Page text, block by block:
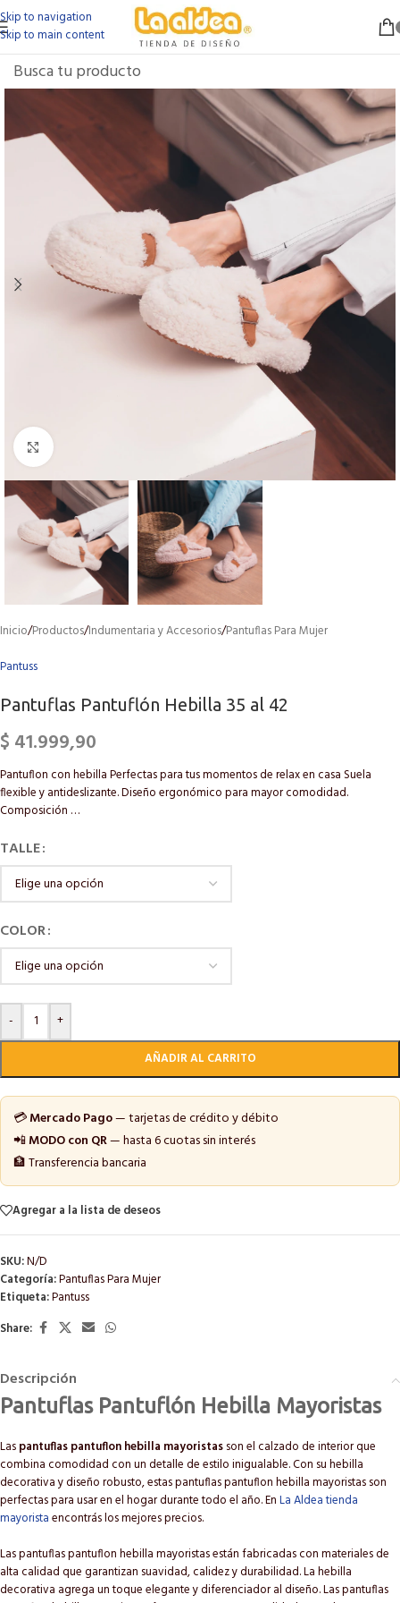
Skip to navigation
Skip to main content
Click to enlarge
Inicio/Productos/Indumentaria y Accesorios/Pantuflas Para Mujer
Pantuss
Pantuflas Pantuflón Hebilla 35 al 42
$ 41.999,90
Pantuflon con hebilla Perfectas para tus momentos de relax en casa Suela
flexible y antideslizante. Diseño ergonómico para mayor comodidad.
Composición …
TALLE
COLOR
-
+
AÑADIR AL CARRITO
💳Mercado Pago— tarjetas de crédito y débito
📲MODO con QR— hasta 6 cuotas sin interés
🏦 Transferencia bancaria
Agregar a la lista de deseos
SKU:N/D
Categoría:Pantuflas Para Mujer
Etiqueta:Pantuss
Share:
Descripción
Pantuflas Pantuflón Hebilla Mayoristas
Laspantuflas pantuflon hebilla mayoristasson el calzado de interior que
combina comodidad con un detalle de estilo inigualable. Con su hebilla
decorativa y diseño robusto, estas pantuflas pantuflon hebilla mayoristas son
perfectas para usar en el hogar durante todo el año. EnLa Aldea tienda
mayoristaencontrás los mejores precios.
Las pantuflas pantuflon hebilla mayoristas están fabricadas con materiales de
alta calidad que garantizan suavidad, calidez y durabilidad. La hebilla
decorativa agrega un toque elegante y diferenciador al diseño. Las pantuflas